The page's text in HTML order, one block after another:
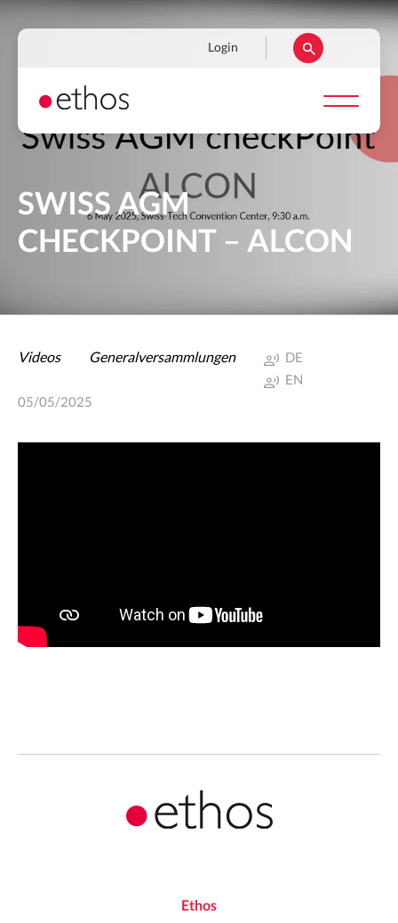
zum
Navigation
Login
SWISS AGM
CHECKPOINT – ALCON
Videos Generalversammlungen
DE
EN
05/05/2025
Ethos